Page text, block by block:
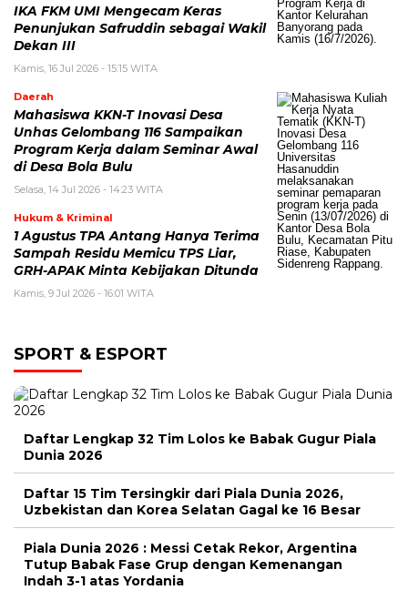
IKA FKM UMI Mengecam Keras
Penunjukan Safruddin sebagai Wakil
Dekan III
Kamis, 16 Jul 2026 - 15:15 WITA
Daerah
Mahasiswa KKN-T Inovasi Desa
Unhas Gelombang 116 Sampaikan
Program Kerja dalam Seminar Awal
di Desa Bola Bulu
Selasa, 14 Jul 2026 - 14:23 WITA
Hukum & Kriminal
1 Agustus TPA Antang Hanya Terima
Sampah Residu Memicu TPS Liar,
GRH-APAK Minta Kebijakan Ditunda
Kamis, 9 Jul 2026 - 16:01 WITA
SPORT & ESPORT
Daftar Lengkap 32 Tim Lolos ke Babak Gugur Piala
Dunia 2026
Daftar 15 Tim Tersingkir dari Piala Dunia 2026,
Uzbekistan dan Korea Selatan Gagal ke 16 Besar
Piala Dunia 2026 : Messi Cetak Rekor, Argentina
Tutup Babak Fase Grup dengan Kemenangan
Indah 3-1 atas Yordania